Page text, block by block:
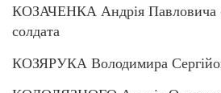
КОЗАЧЕНКА Андрія Павловича
солдата
КОЗЯРУКА Володимира